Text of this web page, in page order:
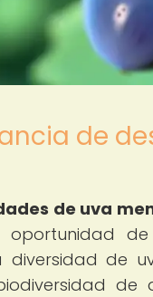
de
de uva
diversidad de
de